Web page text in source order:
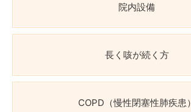
院内設備
長く咳が続く方
COPD（慢性閉塞性肺疾患）